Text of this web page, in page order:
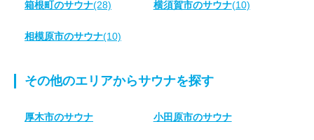
箱根町のサウナ(28) 横須賀市のサウナ(10)
相模原市のサウナ(10)
その他のエリアからサウナを探す
厚木市のサウナ 小田原市のサウナ